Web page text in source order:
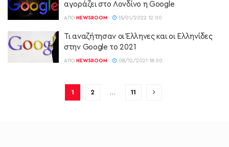
αγοράζει στο Λονδίνο η Google
ΑΠΌ NEWSROOM 15/01/2022 12:00
Τι αναζήτησαν οι Έλληνες και οι Ελληνίδες
στην Google το 2021
ΑΠΌ NEWSROOM 08/12/2021 18:00
1 2 … 11